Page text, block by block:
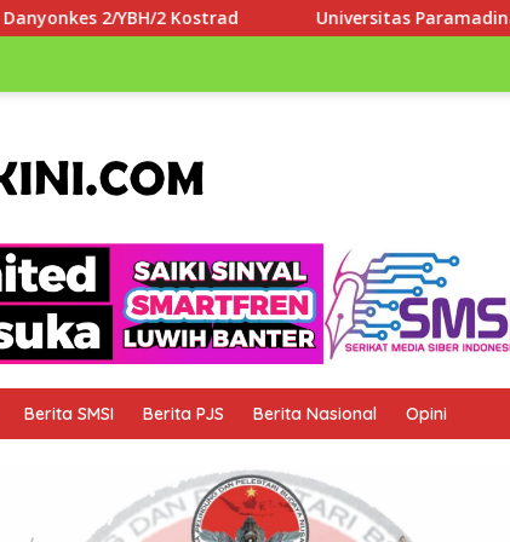
Universitas Paramadina Apresiasi LLDIKTI Wilayah III
Berita SMSI Berita PJS Berita Nasional Opini